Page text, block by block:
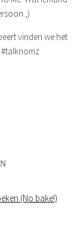
;)
vinden we het
#talknomz
(No bake!)